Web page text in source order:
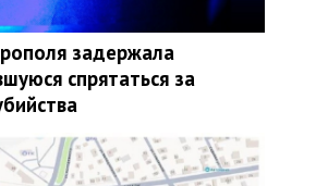
задержала
спрятаться за